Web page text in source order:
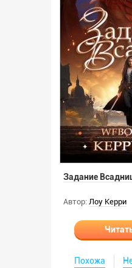
Задание
Автор: Лоу Керри
Похожа